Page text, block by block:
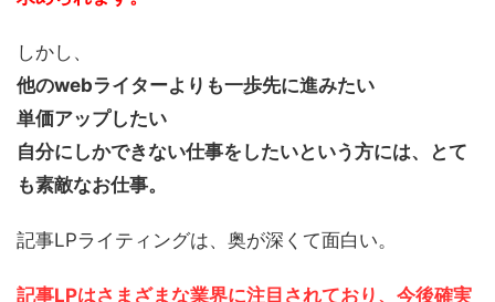
しかし、
他のwebライターよりも一歩先に進みたい
単価アップしたい
自分にしかできない仕事をしたいという方には、とて
も素敵なお仕事。
記事LPライティングは、奥が深くて面白い。
記事LPはさまざまな業界に注目されており、今後確実